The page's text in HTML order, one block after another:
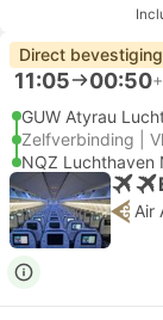
Direct bevestiging
11:05 00:50
GUW Atyrau
Zelfverbinding |
NQZ Luchthaven
Air